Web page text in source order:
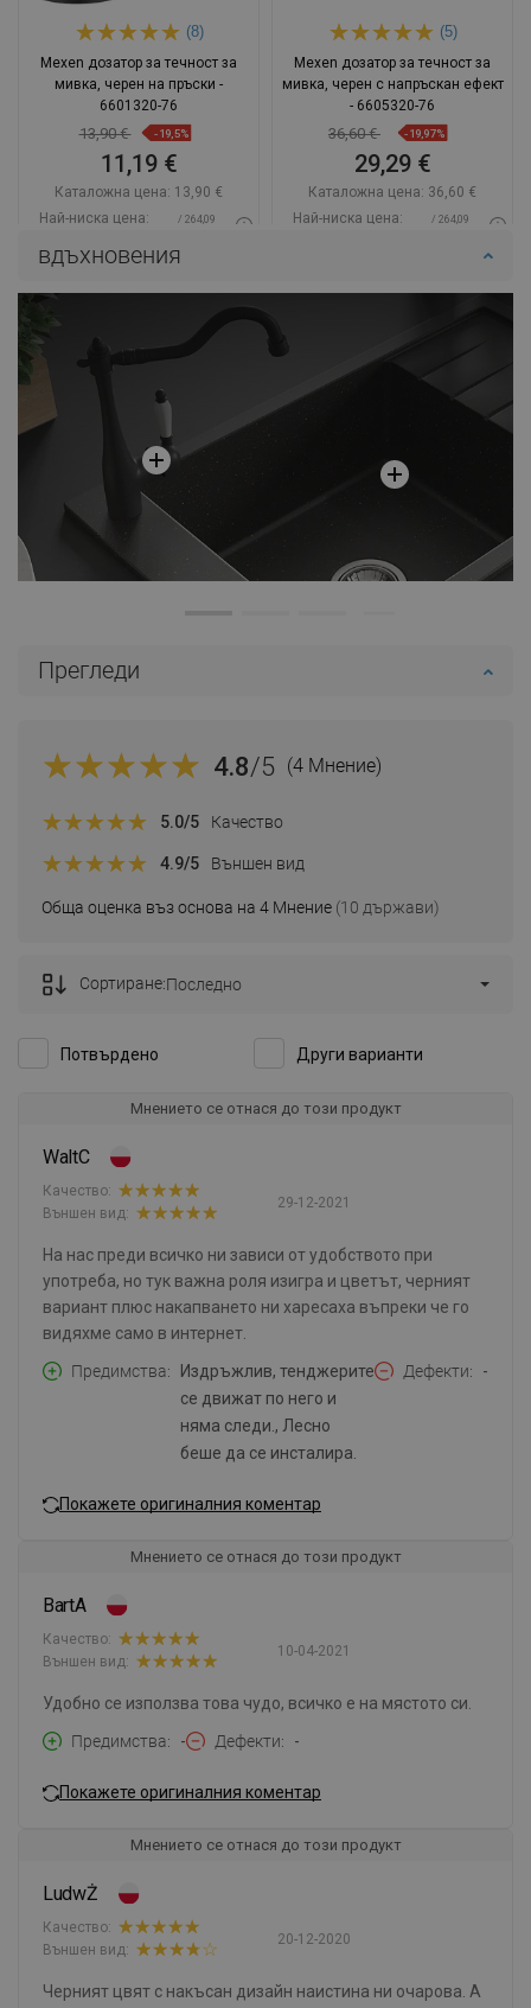
(8)
Mexen дозатор за течност за
мивка, черен на пръски -
6601320-76
13,90 € -19,5%
11,19 €
Каталожна цена: 13,90 €
Най-ниска цена:
/ 264,09
Наличност:В наличност
favorite_border Любима
Сравнете
(5)
Mexen дозатор за течност за
мивка, черен с напръскан ефект
- 6605320-76
36,60 € -19,97%
29,29 €
Каталожна цена: 36,60 €
Най-ниска цена:
/ 264,09
вдъхновения
Прегледи
4.8/5 (4 Мнение)
Обща оценка въз основа на 4 Мнение (10 държави)
5.0/5 Качество
4.9/5 Външен вид
Потвърдено Други варианти
Сортиране:Последно
Мнението се отнася до този продукт
WaltC
29-12-2021
Качество:
Външен вид:
На нас преди всичко ни зависи от удобството при
употреба, но тук важна роля изигра и цветът, черният
вариант плюс накапването ни харесаха въпреки че го
видяхме само в интернет.
Предимства
Издръжлив, тенджерите
се движат по него и
няма следи., Лесно
беше да се инсталира.
Дефекти -
Покажете оригиналния коментар
Мнението се отнася до този продукт
BartA
10-04-2021
Качество:
Външен вид:
Удобно се използва това чудо, всичко е на мястото си.
Предимства
- Дефекти -
Покажете оригиналния коментар
Мнението се отнася до този продукт
LudwŻ
20-12-2020
Качество:
Външен вид:
Черният цвят с накъсан дизайн наистина ни очарова. А